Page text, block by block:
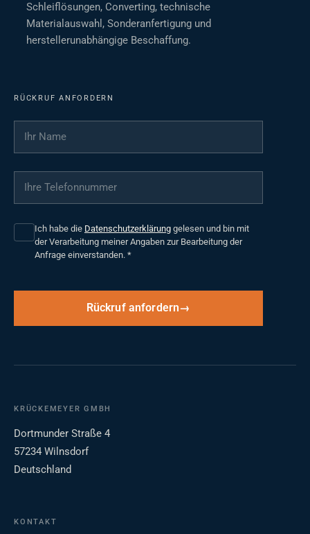
Schleiflösungen, Converting, technische
Materialauswahl, Sonderanfertigung und
herstellerunabhängige Beschaffung.
RÜCKRUF ANFORDERN
Ihr Name
Ihre Telefonnummer
Ich habe die Datenschutzerklärung gelesen und bin mit
der Verarbeitung meiner Angaben zur Bearbeitung der
Anfrage einverstanden. *
Rückruf anfordern
KRÜCKEMEYER GMBH
Dortmunder Straße 4
57234 Wilnsdorf
Deutschland
KONTAKT